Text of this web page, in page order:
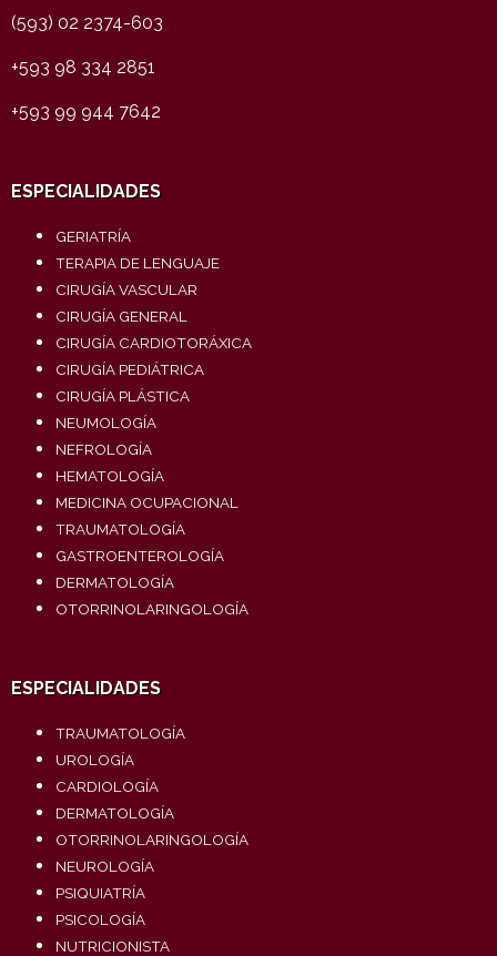
(593) 02 2374-603
+593 98 334 2851
+593 99 944 7642
ESPECIALIDADES
GERIATRÍA
TERAPIA DE LENGUAJE
CIRUGÍA VASCULAR
CIRUGÍA GENERAL
CIRUGÍA CARDIOTORÁXICA
CIRUGÍA PEDIÁTRICA
CIRUGÍA PLÁSTICA
NEUMOLOGÍA
NEFROLOGÍA
HEMATOLOGÍA
MEDICINA OCUPACIONAL
TRAUMATOLOGÍA
GASTROENTEROLOGÍA
DERMATOLOGÍA
OTORRINOLARINGOLOGÍA
ESPECIALIDADES
TRAUMATOLOGÍA
UROLOGÍA
CARDIOLOGÍA
DERMATOLOGÍA
OTORRINOLARINGOLOGÍA
NEUROLOGÍA
PSIQUIATRÍA
PSICOLOGÍA
NUTRICIONISTA